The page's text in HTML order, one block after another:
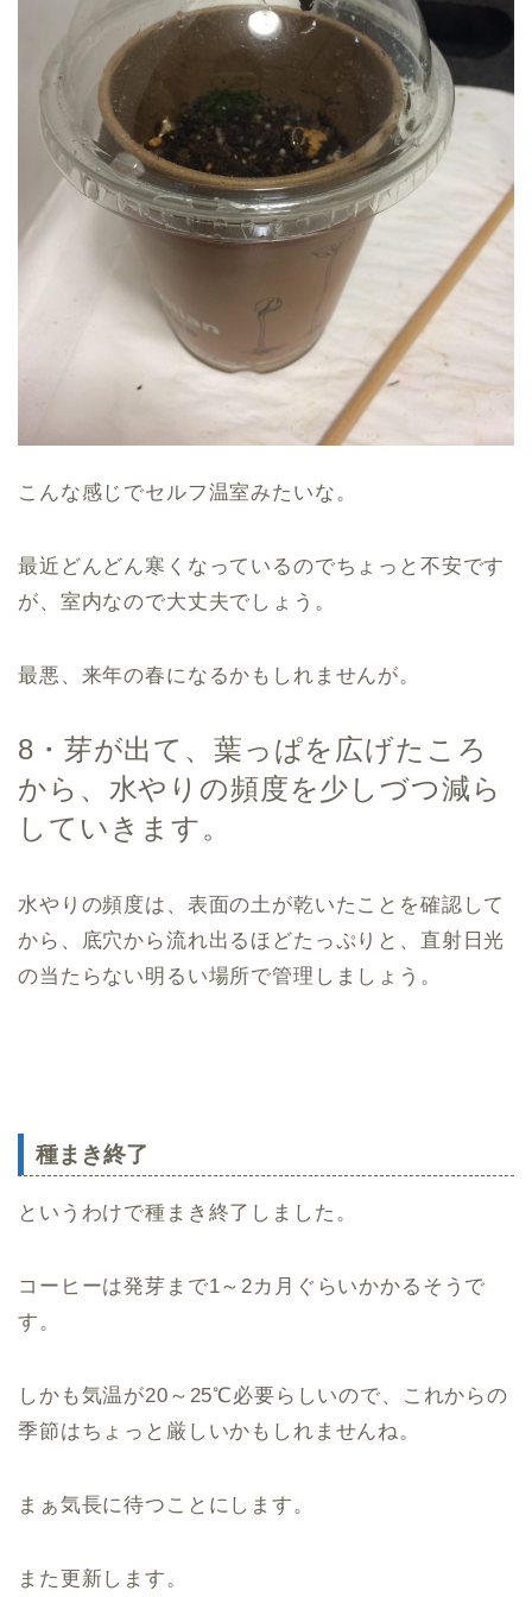
こんな感じでセルフ温室みたいな。
最近どんどん寒くなっているのでちょっと不安です
が、室内なので大丈夫でしょう。
最悪、来年の春になるかもしれませんが。
8・芽が出て、葉っぱを広げたころ
から、水やりの頻度を少しづつ減ら
していきます。
水やりの頻度は、表面の土が乾いたことを確認して
から、底穴から流れ出るほどたっぷりと、直射日光
の当たらない明るい場所で管理しましょう。
種まき終了
というわけで種まき終了しました。
コーヒーは発芽まで1～2カ月ぐらいかかるそうで
す。
しかも気温が20～25℃必要らしいので、これからの
季節はちょっと厳しいかもしれませんね。
まぁ気長に待つことにします。
また更新します。